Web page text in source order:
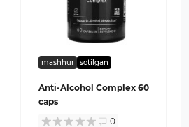
mashhur sotilgan
Anti-Alcohol Complex 60
caps
0